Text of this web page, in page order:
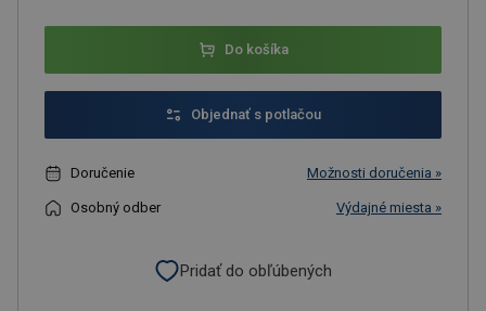
Do košíka
Objednať s potlačou
Doručenie Možnosti doručenia »
Osobný odber Výdajné miesta »
Pridať do obľúbených